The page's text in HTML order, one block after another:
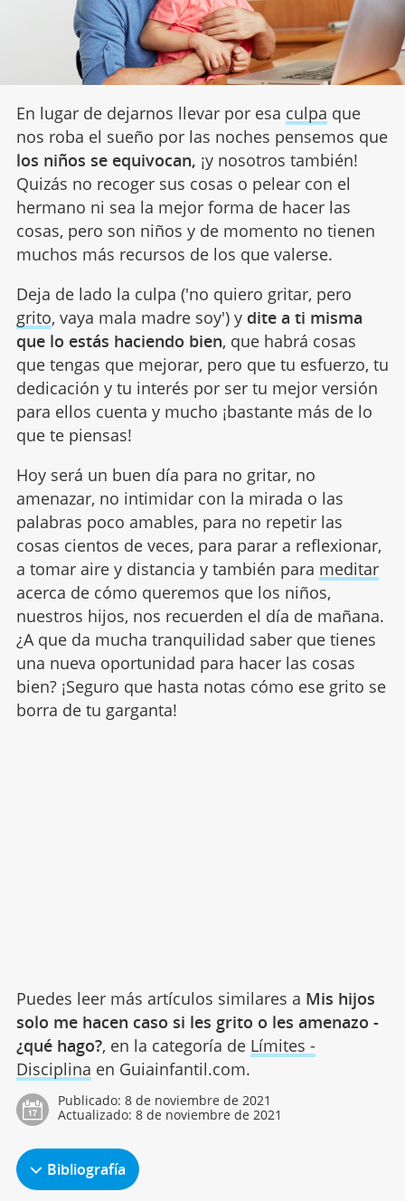
En lugar de dejarnos llevar por esa culpa que
nos roba el sueño por las noches pensemos que
los niños se equivocan, ¡y nosotros también!
Quizás no recoger sus cosas o pelear con el
hermano ni sea la mejor forma de hacer las
cosas, pero son niños y de momento no tienen
muchos más recursos de los que valerse.
Deja de lado la culpa ('no quiero gritar, pero
grito, vaya mala madre soy') y dite a ti misma
que lo estás haciendo bien, que habrá cosas
que tengas que mejorar, pero que tu esfuerzo, tu
dedicación y tu interés por ser tu mejor versión
para ellos cuenta y mucho ¡bastante más de lo
que te piensas!
Hoy será un buen día para no gritar, no
amenazar, no intimidar con la mirada o las
palabras poco amables, para no repetir las
cosas cientos de veces, para parar a reflexionar,
a tomar aire y distancia y también para meditar
acerca de cómo queremos que los niños,
nuestros hijos, nos recuerden el día de mañana.
¿A que da mucha tranquilidad saber que tienes
una nueva oportunidad para hacer las cosas
bien? ¡Seguro que hasta notas cómo ese grito se
borra de tu garganta!
Puedes leer más artículos similares a Mis hijos
solo me hacen caso si les grito o les amenazo -
¿qué hago?, en la categoría de Límites -
Disciplina en Guiainfantil.com.
Publicado: 8 de noviembre de 2021
Actualizado: 8 de noviembre de 2021
Bibliografía